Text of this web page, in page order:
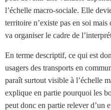
l’échelle macro-sociale. Elle
territoire n’existe pas en soi
va organiser le cadre de
En terme descriptif, ce qui est
usagers des transports en
paraît surtout visible à l’échelle
explique en partie pourquoi les
peut donc en partie relever d’un